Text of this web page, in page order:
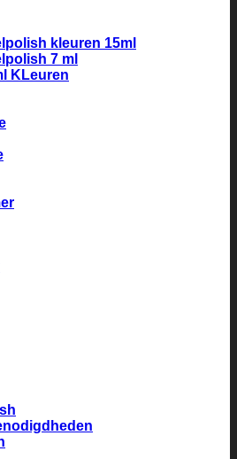
kleuren 15ml
7 ml
KLeuren